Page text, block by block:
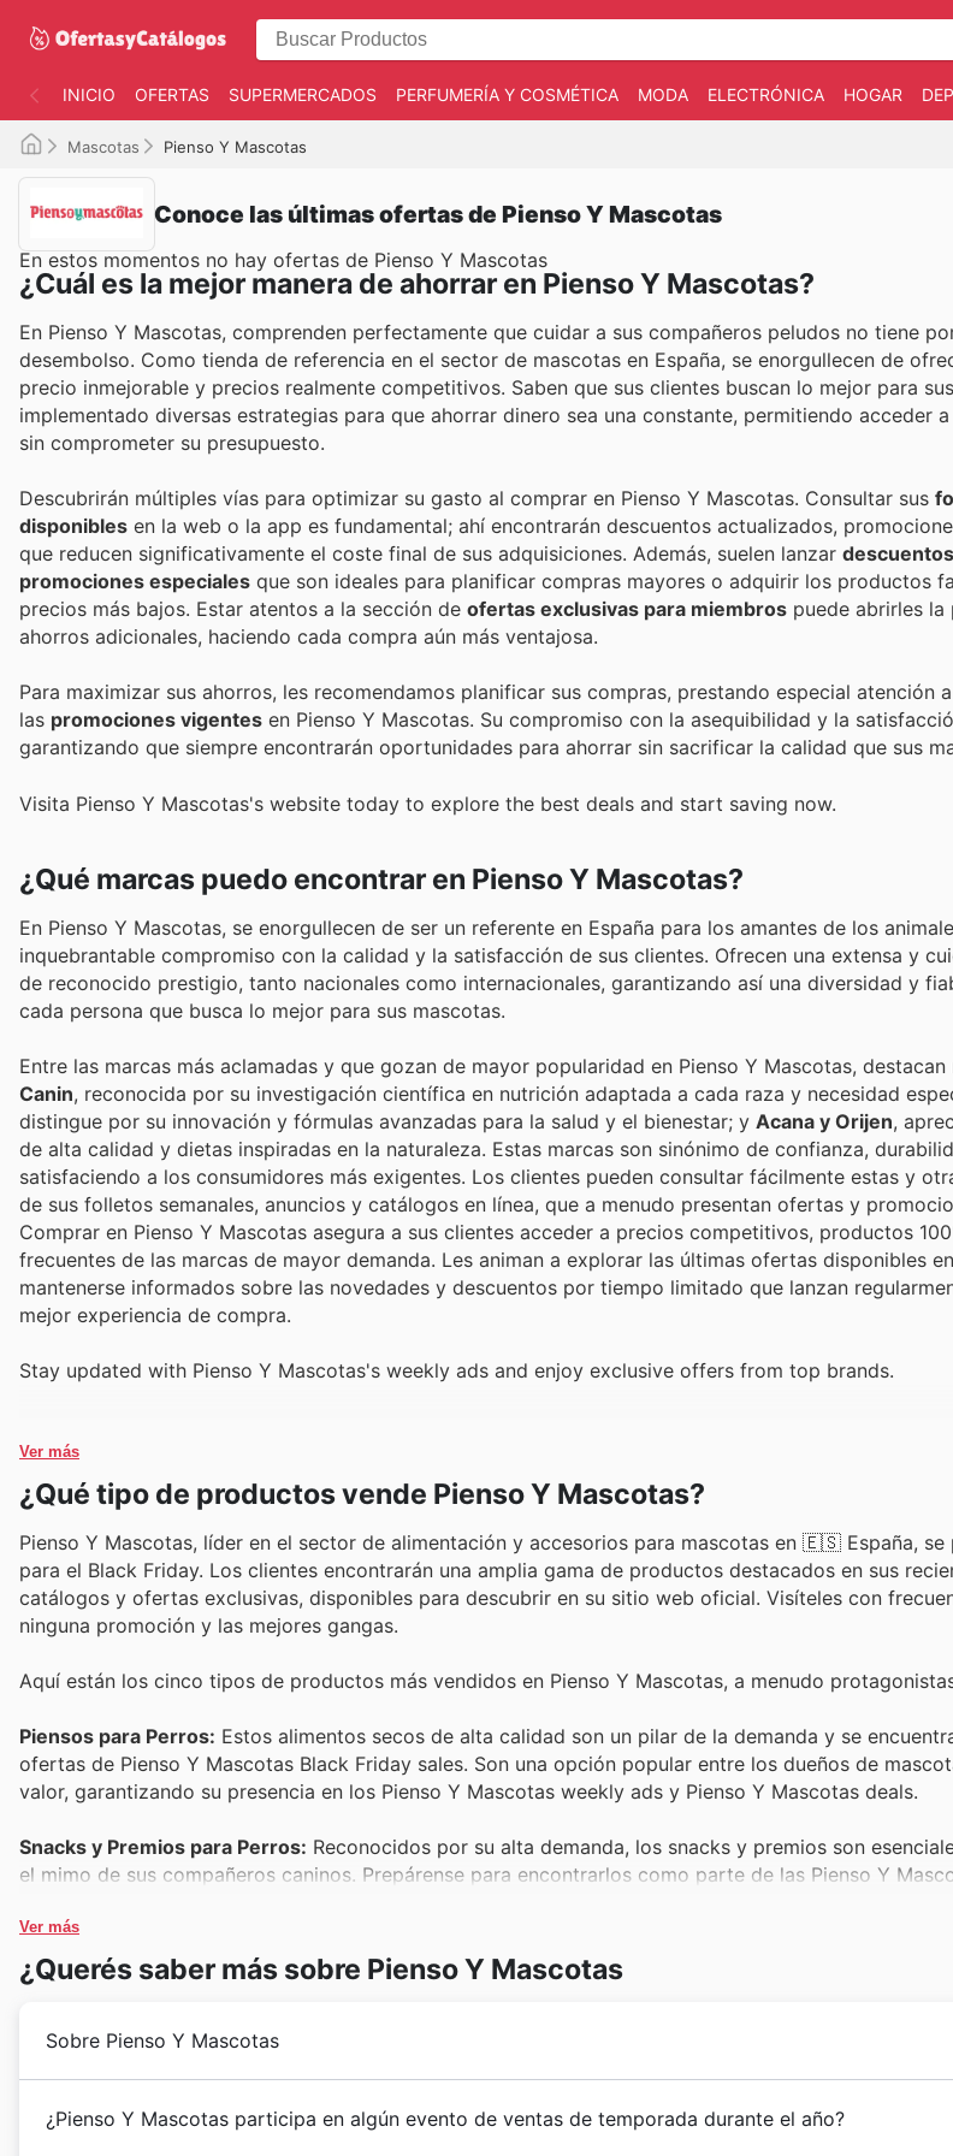
INICIO OFERTAS SUPERMERCADOS PERFUMERÍA Y COSMÉTICA MODA ELECTRÓNICA HOGAR
Mascotas Pienso Y Mascotas
Conoce las últimas ofertas de Pienso Y Mascotas
En estos momentos no hay ofertas de Pienso Y Mascotas
¿Cuál es la mejor manera de ahorrar en Pienso Y Mascotas?
En Pienso Y Mascotas, comprenden perfectamente que cuidar a sus compañeros peludos no tiene
desembolso. Como tienda de referencia en el sector de mascotas en España, se enorgullecen de
precio inmejorable y precios realmente competitivos. Saben que sus clientes buscan lo mejor para
implementado diversas estrategias para que ahorrar dinero sea una constante, permitiendo acceder
sin comprometer su presupuesto.
Descubrirán múltiples vías para optimizar su gasto al comprar en Pienso Y Mascotas. Consultar sus
disponibles en la web o la app es fundamental; ahí encontrarán descuentos actualizados,
que reducen significativamente el coste final de sus adquisiciones. Además, suelen lanzar
promociones especiales que son ideales para planificar compras mayores o adquirir los productos
precios más bajos. Estar atentos a la sección de ofertas exclusivas para miembros puede abrirles
ahorros adicionales, haciendo cada compra aún más ventajosa.
Para maximizar sus ahorros, les recomendamos planificar sus compras, prestando especial atención
las promociones vigentes en Pienso Y Mascotas. Su compromiso con la asequibilidad y la
garantizando que siempre encontrarán oportunidades para ahorrar sin sacrificar la calidad que sus
Visita Pienso Y Mascotas's website today to explore the best deals and start saving now.
¿Qué marcas puedo encontrar en Pienso Y Mascotas?
En Pienso Y Mascotas, se enorgullecen de ser un referente en España para los amantes de los
inquebrantable compromiso con la calidad y la satisfacción de sus clientes. Ofrecen una extensa y
de reconocido prestigio, tanto nacionales como internacionales, garantizando así una diversidad y
cada persona que busca lo mejor para sus mascotas.
Entre las marcas más aclamadas y que gozan de mayor popularidad en Pienso Y Mascotas,
Canin, reconocida por su investigación científica en nutrición adaptada a cada raza y necesidad
distingue por su innovación y fórmulas avanzadas para la salud y el bienestar; y Acana y Orijen,
de alta calidad y dietas inspiradas en la naturaleza. Estas marcas son sinónimo de confianza,
satisfaciendo a los consumidores más exigentes. Los clientes pueden consultar fácilmente estas y
de sus folletos semanales, anuncios y catálogos en línea, que a menudo presentan ofertas y
Comprar en Pienso Y Mascotas asegura a sus clientes acceder a precios competitivos, productos
frecuentes de las marcas de mayor demanda. Les animan a explorar las últimas ofertas disponibles
mantenerse informados sobre las novedades y descuentos por tiempo limitado que lanzan
mejor experiencia de compra.
Stay updated with Pienso Y Mascotas's weekly ads and enjoy exclusive offers from top brands.
Ver más
¿Qué tipo de productos vende Pienso Y Mascotas?
Pienso Y Mascotas, líder en el sector de alimentación y accesorios para mascotas en 🇪🇸 España, se
para el Black Friday. Los clientes encontrarán una amplia gama de productos destacados en sus
catálogos y ofertas exclusivas, disponibles para descubrir en su sitio web oficial. Visíteles con
ninguna promoción y las mejores gangas.
Aquí están los cinco tipos de productos más vendidos en Pienso Y Mascotas, a menudo
Piensos para Perros: Estos alimentos secos de alta calidad son un pilar de la demanda y se
ofertas de Pienso Y Mascotas Black Friday sales. Son una opción popular entre los dueños de
valor, garantizando su presencia en los Pienso Y Mascotas weekly ads y Pienso Y Mascotas deals.
Snacks y Premios para Perros: Reconocidos por su alta demanda, los snacks y premios son
el mimo de sus compañeros caninos. Prepárense para encontrarlos como parte de las Pienso Y
Arena para Gatos: La arena para gatos es un producto de consumo continuo y su popularidad se
recurrente en los Pienso Y Mascotas deals. Los clientes pueden esperar encontrar excelentes Pienso
Mascotas weekly ads y Pienso Y Mascotas deals, ofreciendo diversión a precios reducidos.
Ver más
¿Querés saber más sobre Pienso Y Mascotas
Sobre Pienso Y Mascotas
cuidado y bienestar de los animales de compañía. Su trayectoria se caracteriza por un firme
¿Pienso Y Mascotas participa en algún evento de ventas de temporada durante el año?